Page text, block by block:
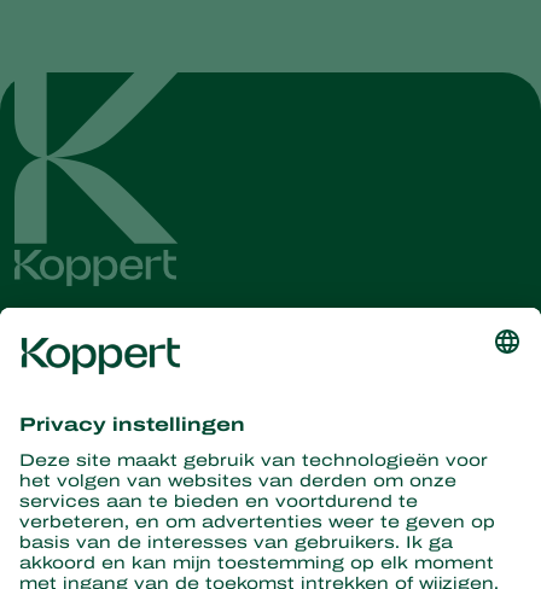
Ontvang het laatste nieuws en
informatie
Hier aanmelden
Partners with Nature